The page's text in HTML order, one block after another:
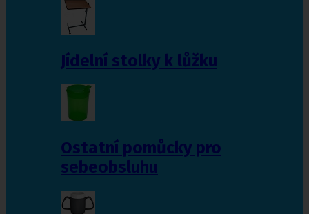
Jídelní stolky k lůžku
Ostatní pomůcky pro
sebeobsluhu